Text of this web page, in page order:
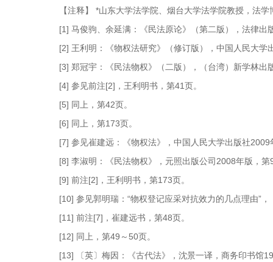
【注释】 *山东大学法学院、烟台大学法学院教授，法学
[1] 马俊驹、余延满：《民法原论》（第二版），法律出
[2] 王利明：《物权法研究》（修订版），中国人民大学
[3] 郑冠宇：《民法物权》（二版），（台湾）新学林
[4] 参见前注[2]，王利明书，第41页。
[5] 同上，第42页。
[6] 同上，第173页。
[7] 参见崔建远：《物权法》，中国人民大学出版社2009
[8] 李淑明：《民法物权》，元照出版公司2008年版，第
[9] 前注[2]，王利明书，第173页。
[10] 参见郭明瑞：“物权登记应采对抗效力的几点理由”
[11] 前注[7]，崔建远书，第48页。
[12] 同上，第49～50页。
[13] 〔英〕梅因：《古代法》，沈景一译，商务印书馆